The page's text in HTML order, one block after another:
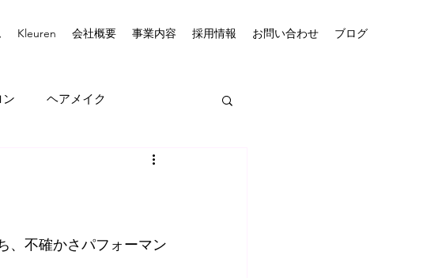
Kleuren 会社概要 事業内容 採用情報 お問い合わせ ブログ
ン ヘアメイク
、不確かさパフォーマン